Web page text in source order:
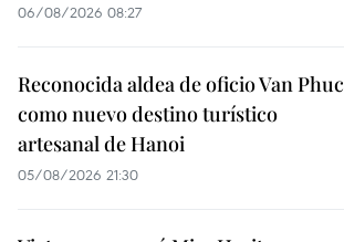
06/08/2026 08:27
Reconocida aldea de oficio Van Phuc
como nuevo destino turístico
artesanal de Hanoi
05/08/2026 21:30